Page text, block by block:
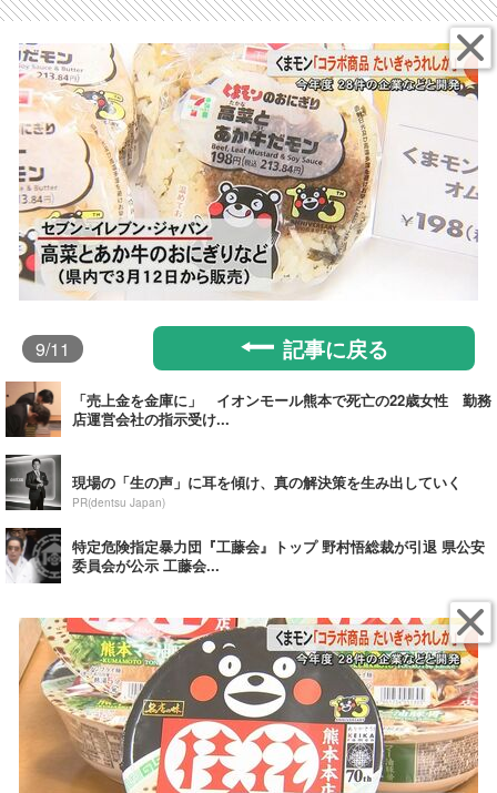
9/11 記事に戻る
「売上金を金庫に」 イオンモール熊本で死亡の22歳女性 勤務
店運営会社の指示受け...
現場の「生の声」に耳を傾け、真の解決策を生み出していく
PR(dentsu Japan)
特定危険指定暴力団『工藤会』トップ 野村悟総裁が引退 県公安
委員会が公示 工藤会...